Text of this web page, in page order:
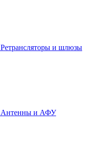
Ретрансляторы и шлюзы
Антенны и АФУ